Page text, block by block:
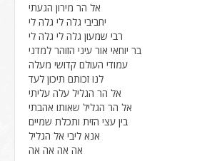
אל הר מירון הגעתי
יחביבי גלה לי גלה לי
רבי שמעון גלה לי גלה לי
בר יוחאי אור עיני הזוהר למדני
עמודי העולם קדושי מעלה
לנו זכותם תיכון לעד
אל הר הגליל עלה עליתי
אל הר הגליל שאותו אהבתי
בין עצי הזית ותכלת שמיים
אנא ליבי אל הגליל
אה אה אה אה